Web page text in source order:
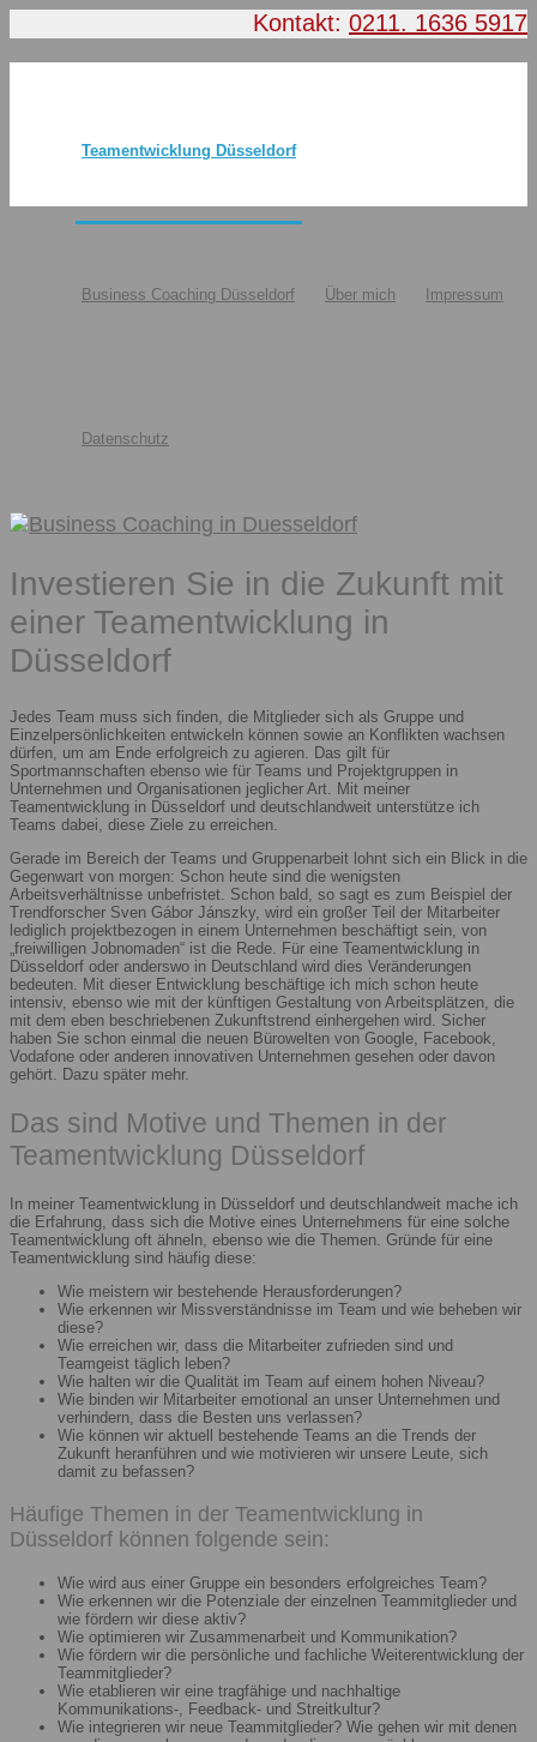
Kontakt: 0211. 1636 5917
Teamentwicklung Düsseldorf
Business Coaching Düsseldorf Über mich Impressum
Datenschutz
Investieren Sie in die Zukunft mit
einer Teamentwicklung in
Düsseldorf
Jedes Team muss sich finden, die Mitglieder sich als Gruppe und
Einzelpersönlichkeiten entwickeln können sowie an Konflikten wachsen
dürfen, um am Ende erfolgreich zu agieren. Das gilt für
Sportmannschaften ebenso wie für Teams und Projektgruppen in
Unternehmen und Organisationen jeglicher Art. Mit meiner
Teamentwicklung in Düsseldorf und deutschlandweit unterstütze ich
Teams dabei, diese Ziele zu erreichen.
Gerade im Bereich der Teams und Gruppenarbeit lohnt sich ein Blick in die
Gegenwart von morgen: Schon heute sind die wenigsten
Arbeitsverhältnisse unbefristet. Schon bald, so sagt es zum Beispiel der
Trendforscher Sven Gábor Jánszky, wird ein großer Teil der Mitarbeiter
lediglich projektbezogen in einem Unternehmen beschäftigt sein, von
„freiwilligen Jobnomaden“ ist die Rede. Für eine Teamentwicklung in
Düsseldorf oder anderswo in Deutschland wird dies Veränderungen
bedeuten. Mit dieser Entwicklung beschäftige ich mich schon heute
intensiv, ebenso wie mit der künftigen Gestaltung von Arbeitsplätzen, die
mit dem eben beschriebenen Zukunftstrend einhergehen wird. Sicher
haben Sie schon einmal die neuen Bürowelten von Google, Facebook,
Vodafone oder anderen innovativen Unternehmen gesehen oder davon
gehört. Dazu später mehr.
Das sind Motive und Themen in der
Teamentwicklung Düsseldorf
In meiner Teamentwicklung in Düsseldorf und deutschlandweit mache ich
die Erfahrung, dass sich die Motive eines Unternehmens für eine solche
Teamentwicklung oft ähneln, ebenso wie die Themen. Gründe für eine
Teamentwicklung sind häufig diese:
Wie meistern wir bestehende Herausforderungen?
Wie erkennen wir Missverständnisse im Team und wie beheben wir
diese?
Wie erreichen wir, dass die Mitarbeiter zufrieden sind und
Teamgeist täglich leben?
Wie halten wir die Qualität im Team auf einem hohen Niveau?
Wie binden wir Mitarbeiter emotional an unser Unternehmen und
verhindern, dass die Besten uns verlassen?
Wie können wir aktuell bestehende Teams an die Trends der
Zukunft heranführen und wie motivieren wir unsere Leute, sich
damit zu befassen?
Häufige Themen in der Teamentwicklung in
Düsseldorf können folgende sein:
Wie wird aus einer Gruppe ein besonders erfolgreiches Team?
Wie erkennen wir die Potenziale der einzelnen Teammitglieder und
wie fördern wir diese aktiv?
Wie optimieren wir Zusammenarbeit und Kommunikation?
Wie fördern wir die persönliche und fachliche Weiterentwicklung der
Teammitglieder?
Wie etablieren wir eine tragfähige und nachhaltige
Kommunikations-, Feedback- und Streitkultur?
Wie integrieren wir neue Teammitglieder? Wie gehen wir mit denen